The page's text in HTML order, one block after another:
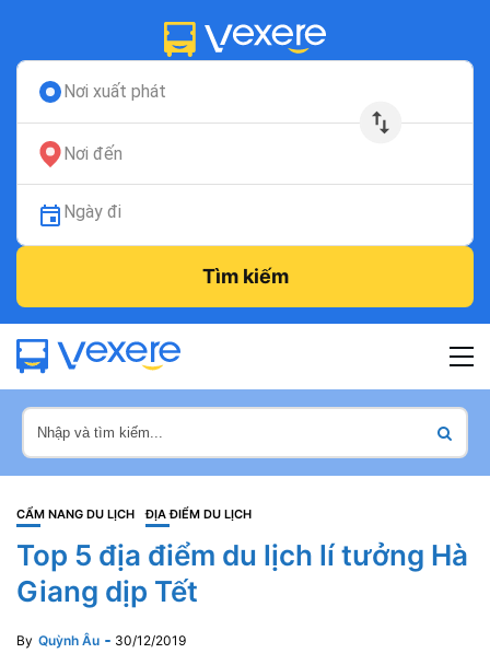
Nơi xuất phát
Nơi đến
Ngày đi
Tìm kiếm
CẨM NANG DU LỊCH ĐỊA ĐIỂM DU LỊCH
Top 5 địa điểm du lịch lí tưởng Hà
Giang dịp Tết
By Quỳnh Âu 30/12/2019